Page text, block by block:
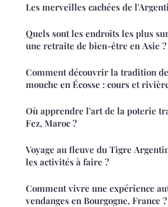
Les merveilles cachées de
Quels sont les endroits les plus
une retraite de bien-être en Asie ?
Comment découvrir la tradition
mouche en Écosse : cours et
Où apprendre l'art de la poterie
Fez, Maroc ?
Voyage au fleuve du Tigre
les activités à faire ?
Comment vivre une expérience
vendanges en Bourgogne, France ?